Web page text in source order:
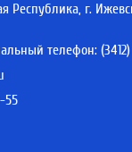
Республика, г.
телефон:
55